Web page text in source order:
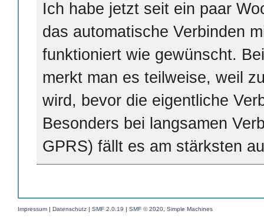
Ich habe jetzt seit ein paar
das automatische Verbinden
funktioniert wie gewünscht.
merkt man es teilweise, weil
wird, bevor die eigentliche
Besonders bei langsamen
GPRS) fällt es am stärksten
Impressum | Datenschutz | SMF 2.0.19 | SMF © 2020, Simple Machines